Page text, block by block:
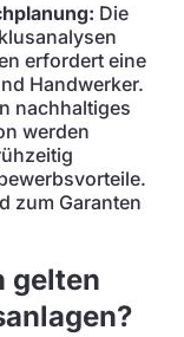
Die
erfordert eine
Handwerker.
nachhaltiges
werden
zum Garanten
gelten